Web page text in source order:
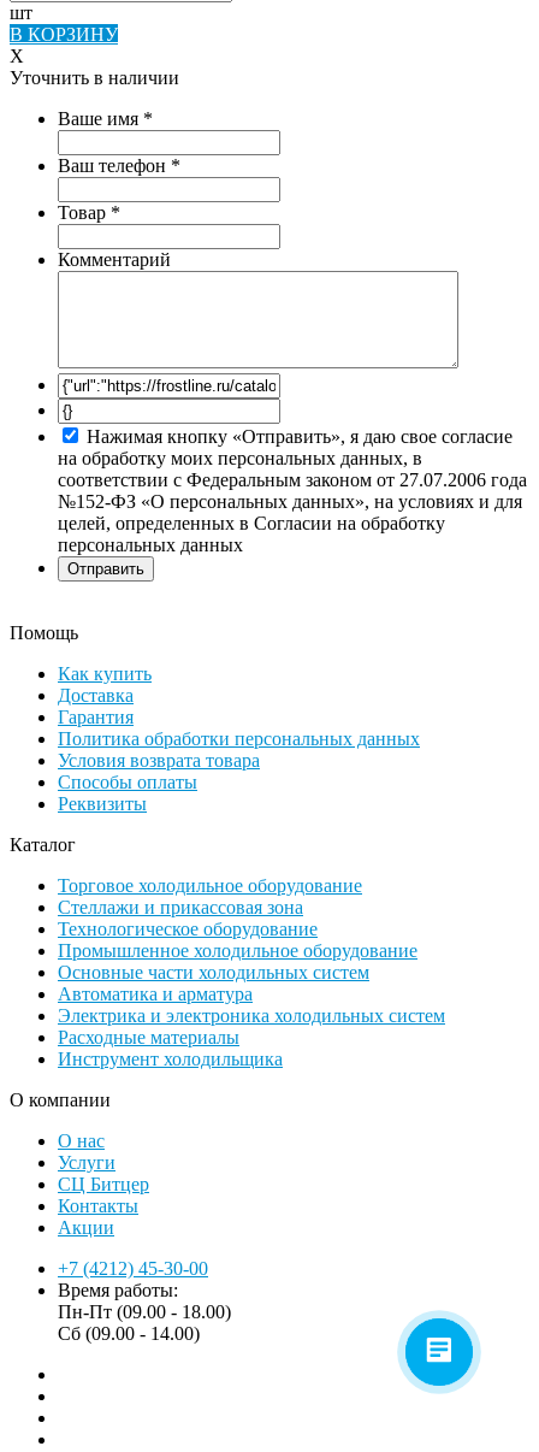
шт
В КОРЗИНУ
X
Уточнить в наличии
Ваше имя *
Ваш телефон *
Товар *
Комментарий
Нажимая кнопку «Отправить», я даю свое согласие
на обработку моих персональных данных, в
соответствии с Федеральным законом от 27.07.2006 года
№152-ФЗ «О персональных данных», на условиях и для
целей, определенных в Согласии на обработку
персональных данных
Помощь
Как купить
Доставка
Гарантия
Политика обработки персональных данных
Условия возврата товара
Способы оплаты
Реквизиты
Каталог
Торговое холодильное оборудование
Стеллажи и прикассовая зона
Технологическое оборудование
Промышленное холодильное оборудование
Основные части холодильных систем
Автоматика и арматура
Электрика и электроника холодильных систем
Расходные материалы
Инструмент холодильщика
О компании
О нас
Услуги
СЦ Битцер
Контакты
Акции
+7 (4212) 45-30-00
Время работы:
Пн-Пт (09.00 - 18.00)
Сб (09.00 - 14.00)